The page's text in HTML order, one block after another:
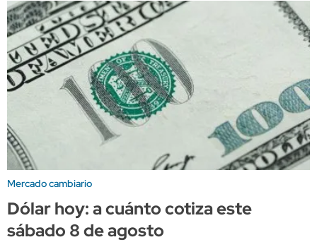
Mercado cambiario
Dólar hoy: a cuánto cotiza este
sábado 8 de agosto